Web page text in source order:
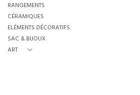
RANGEMENTS
CÉRAMIQUES
ELÉMENTS DÉCORATIFS
SAC & BIJOUX
ART